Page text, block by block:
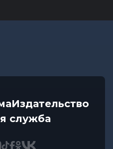
Издательство
служба